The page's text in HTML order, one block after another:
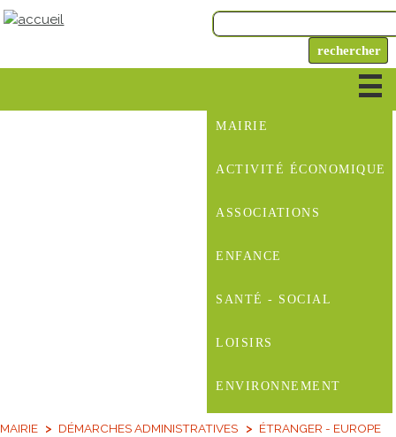
MAIRIE
ACTIVITÉ ÉCONOMIQUE
ASSOCIATIONS
ENFANCE
SANTÉ - SOCIAL
LOISIRS
ENVIRONNEMENT
MAIRIE DÉMARCHES ADMINISTRATIVES
ÉTRANGER - EUROPE